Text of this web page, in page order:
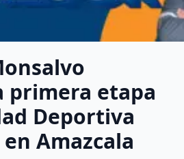
primera etapa
Deportiva
Amazcala